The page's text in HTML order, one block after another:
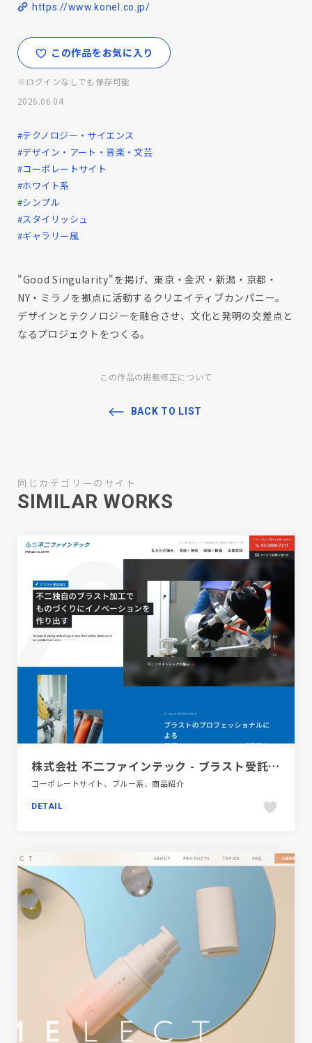
https://www.konel.co.jp/
この作品をお気に入り
※ログインなしでも保存可能
2026.06.04
#テクノロジー・サイエンス
#デザイン・アート・音楽・文芸
#コーポレートサイト
#ホワイト系
#シンプル
#スタイリッシュ
#ギャラリー風
"Good Singularity"を掲げ、東京・金沢・新潟・京都・
NY・ミラノを拠点に活動するクリエイティブカンパニー。
デザインとテクノロジーを融合させ、文化と発明の交差点と
なるプロジェクトをつくる。
この作品の掲載修正について
BACK TO LIST
同じカテゴリーのサイト
SIMILAR WORKS
株式会社 不二ファインテック - ブラスト受託加工
コーポレートサイト、ブルー系、商品紹介
DETAIL